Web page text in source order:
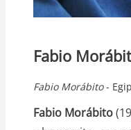
Fabio
Fabio Morábito-
Fabio Morábito